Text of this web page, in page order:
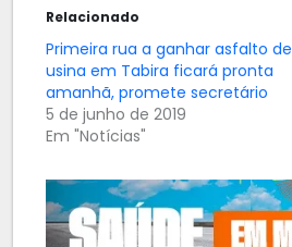
Relacionado
Primeira rua a ganhar asfalto de
usina em Tabira ficará pronta
amanhã, promete secretário
5 de junho de 2019
Em "Notícias"